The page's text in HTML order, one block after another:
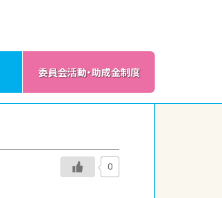
委員会活動・助成金制度
0